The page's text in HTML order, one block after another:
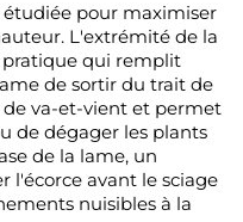
pour maximiser
L'extrémité de la
qui remplit
de sortir du trait de
va-et-vient et permet
de dégager les plants
de la lame, un
l'écorce avant le sciage
nuisibles à la